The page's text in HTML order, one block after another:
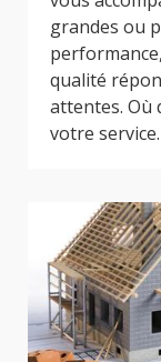
grandes ou
qualité
attentes. Où
votre service.